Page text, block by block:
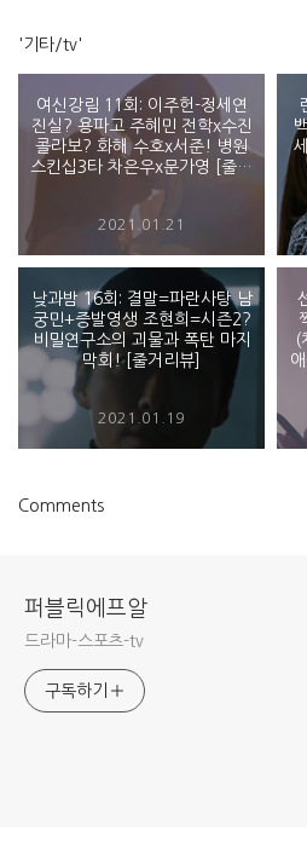
'기타/tv'
여신강림 11회: 이주헌-정세연
진실? 용파고 주혜민 전학x수진
콜라보? 화해 수호x서준! 병원
스킨십3타 차은우x문가영 [줄거
리뷰+회차정보]
2021.01.21
낮과밤 16회: 결말=파란사탕 남
궁민+증발영생 조현희=시즌2?
비밀연구소의 괴물과 폭탄 마지
막회! [줄거리뷰]
2021.01.19
(
Comments
퍼블릭에프알
드라마-스포츠-tv
구독하기